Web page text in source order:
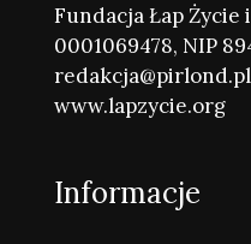
Fundacja Łap Życie
0001069478, NIP
redakcja@pirlond.pl
www.lapzycie.org
Informacje